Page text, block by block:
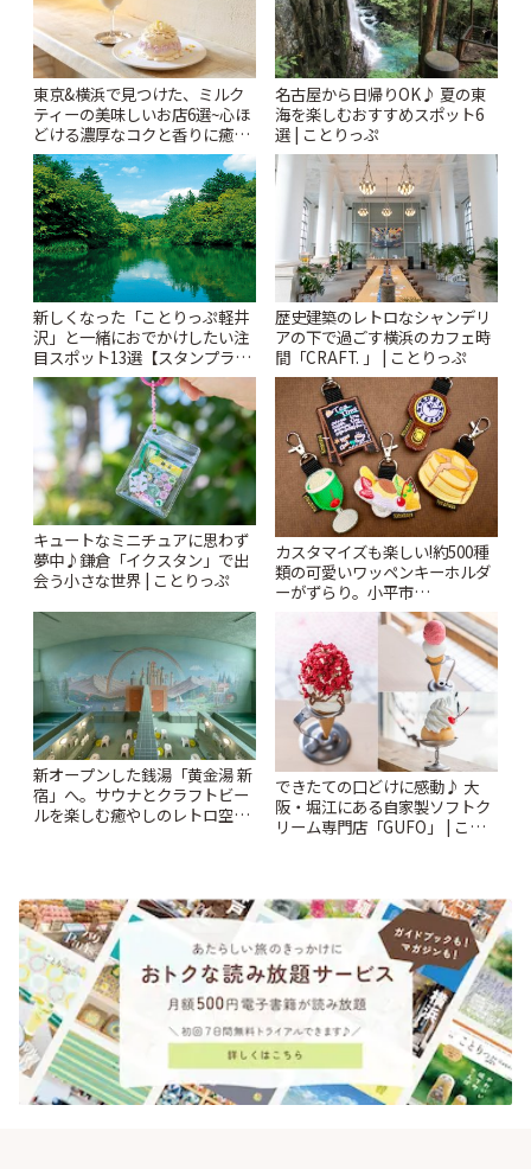
東京&横浜で見つけた、ミルク
ティーの美味しいお店6選~心ほ
どける濃厚なコクと香りに癒や
されるティータイム~ | ことりっ
ぷ
名古屋から日帰りOK♪ 夏の東
海を楽しむおすすめスポット6
選 | ことりっぷ
新しくなった「ことりっぷ軽井
沢」と一緒におでかけしたい注
目スポット13選【スタンプラリ
ー開催中】 | ことりっぷ
歴史建築のレトロなシャンデリ
アの下で過ごす横浜のカフェ時
間「CRAFT. 」 | ことりっぷ
キュートなミニチュアに思わず
夢中♪鎌倉「イクスタン」で出
会う小さな世界 | ことりっぷ
カスタマイズも楽しい!約500種
類の可愛いワッペンキーホルダ
ーがずらり。小平市
「Kimamaya T&K」 | ことりっ
新オープンした銭湯「黄金湯 新
宿」へ。サウナとクラフトビー
ルを楽しむ癒やしのレトロ空間
できたての口どけに感動♪ 大
阪・堀江にある自家製ソフトク
リーム専門店「GUFO」 | こと